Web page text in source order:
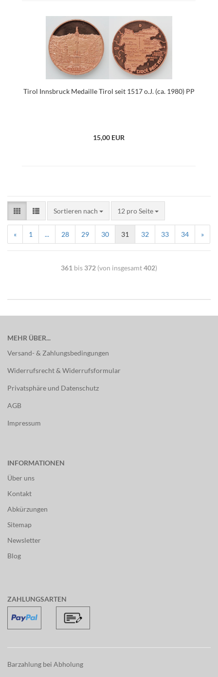
Tirol Innsbruck Medaille Tirol seit 1517 o.J. (ca. 1980) PP
15,00 EUR
Sortieren nach 12 pro Seite
« 1 ... 28 29 30 31 32 33 34 »
361 bis 372 (von insgesamt402)
MEHR ÜBER...
Versand- & Zahlungsbedingungen
Widerrufsrecht & Widerrufsformular
Privatsphäre und Datenschutz
AGB
Impressum
INFORMATIONEN
Über uns
Kontakt
Abkürzungen
Sitemap
Newsletter
Blog
ZAHLUNGSARTEN
Barzahlung bei Abholung